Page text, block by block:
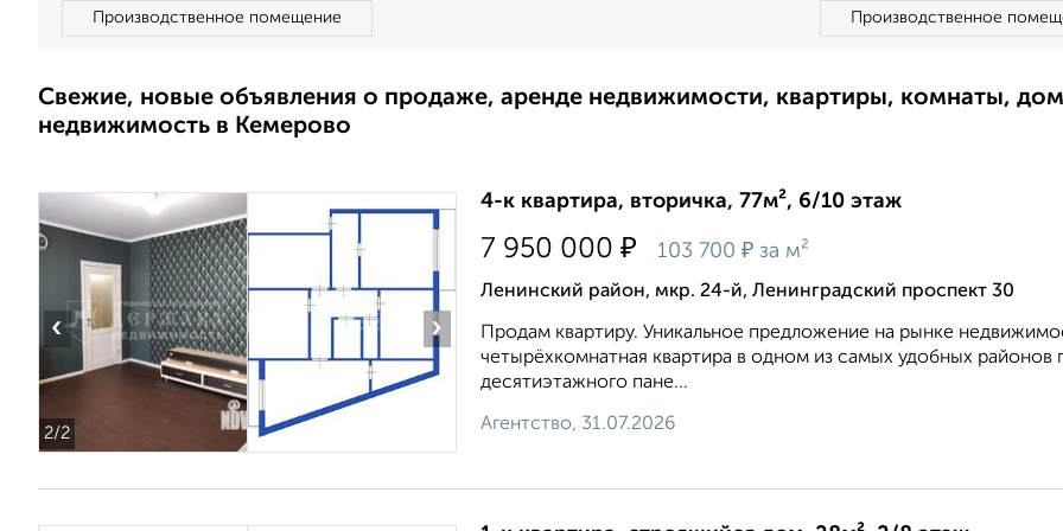
Производственное помещение Производственное
Свежие, новые объявления о продаже, аренде недвижимости, квартиры, комнаты,
недвижимость в Кемерово
2/2
‹ ›
4-к квартира, вторичка, 77м², 6/10 этаж
7 950 000 ₽ 103 700 ₽ за м²
Ленинский район, мкр. 24-й, Ленинградский проспект 30
Продам квартиру. Уникальное предложение на рынке
четырёхкомнатная квартира в одном из самых удобных
десятиэтажного пане...
Агентство, 31.07.2026